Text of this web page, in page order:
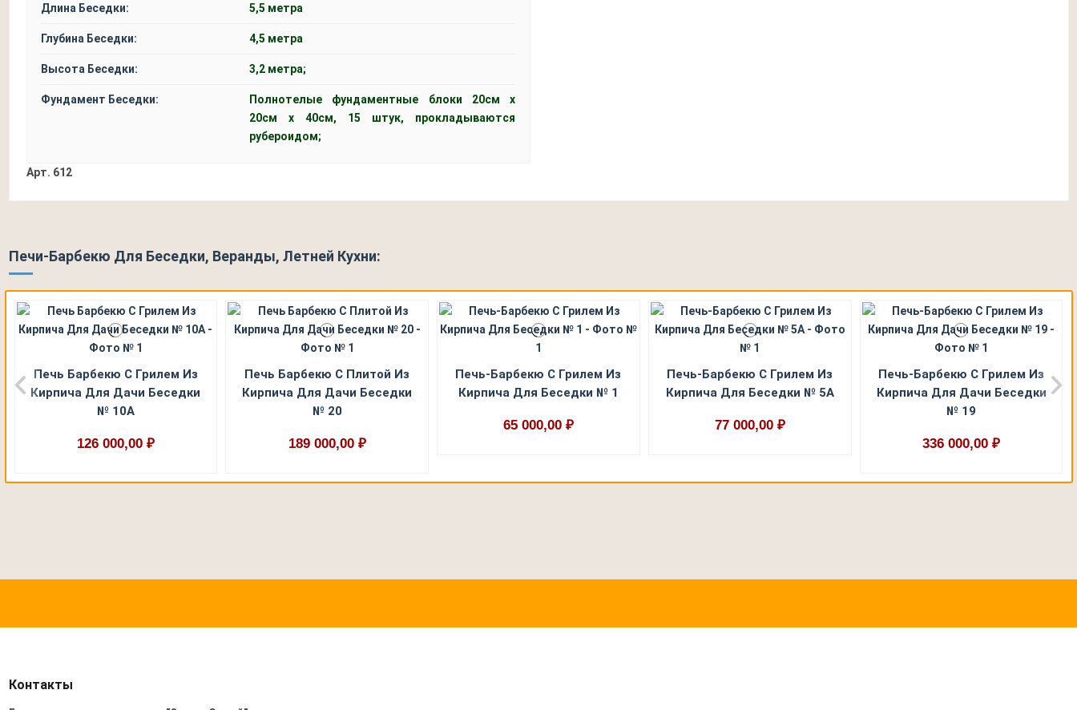
Длина Беседки: 5,5 метра
Глубина Беседки: 4,5 метра
Высота Беседки: 3,2 метра;
Фундамент Беседки:
Полнотелые фундаментные блоки 20см x
20см x 40см, 15 штук, прокладываются
рубероидом;
Арт. 612
Печи-Барбекю Для Беседки, Веранды, Летней Кухни:
Печь Барбекю С Грилем Из
Кирпича Для Дачи Беседки
№ 10А
126 000,00 ₽
Печь Барбекю С Плитой Из
Кирпича Для Дачи Беседки
№ 20
189 000,00 ₽
Печь-Барбекю С Грилем Из
Кирпича Для Беседки № 1
65 000,00 ₽
Печь-Барбекю С Грилем Из
Кирпича Для Беседки № 5А
77 000,00 ₽
Печь-Барбекю С Грилем Из
Кирпича Для Дачи Беседки
№ 19
336 000,00 ₽
Контакты